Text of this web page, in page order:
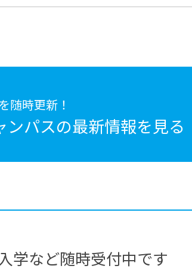
随時更新！
ンパスの最新情報を見る
学など随時受付中です